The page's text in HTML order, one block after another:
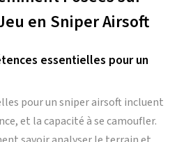
en Sniper Airsoft
essentielles pour un
pour un sniper airsoft incluent
et la capacité à se camoufler.